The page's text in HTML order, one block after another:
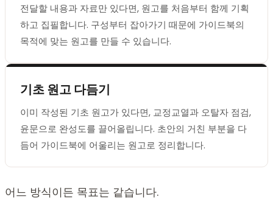
전달할 내용과 자료만 있다면, 원고를 처음부터 함께 기획
하고 집필합니다. 구성부터 잡아가기 때문에 가이드북의
목적에 맞는 원고를 만들 수 있습니다.
기초 원고 다듬기
이미 작성된 기초 원고가 있다면, 교정교열과 오탈자 점검,
윤문으로 완성도를 끌어올립니다. 초안의 거친 부분을 다
듬어 가이드북에 어울리는 원고로 정리합니다.
어느 방식이든 목표는 같습니다.